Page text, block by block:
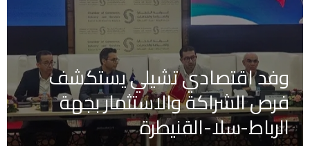
وفد اقتصادي تشيلي يستكشف
فرص الشراكة والاستثمار بجهة
الرباط-سلا-القنيطرة